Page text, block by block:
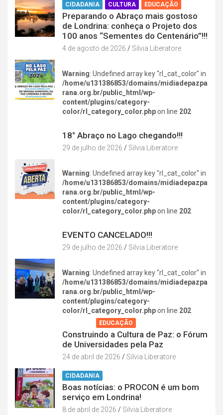
CIDADANIA CULTURA EDUCAÇÃO
Preparando o Abraço mais gostoso
de Londrina: conheça o Projeto dos
100 anos “Sementes do Centenário”!!!
4 de agosto de 2026 Silvia Liberatore
Warning: Undefined array key "rl_cat_color" in
/home/u131386853/domains/midiadepazpa
rana.org.br/public_html/wp-
content/plugins/category-
color/rl_category_color.phpon line 202
18° Abraço no Lago chegando!!!
29 de julho de 2026 Silvia Liberatore
Warning: Undefined array key "rl_cat_color" in
/home/u131386853/domains/midiadepazpa
rana.org.br/public_html/wp-
content/plugins/category-
color/rl_category_color.phpon line 202
EVENTO CANCELADO!!!
29 de julho de 2026 Silvia Liberatore
Warning: Undefined array key "rl_cat_color" in
/home/u131386853/domains/midiadepazpa
rana.org.br/public_html/wp-
content/plugins/category-
color/rl_category_color.phpon line 202
EDUCAÇÃO
Construindo a Cultura de Paz: o Fórum
de Universidades pela Paz
24 de abril de 2026 Silvia Liberatore
CIDADANIA
Boas notícias: o PROCON é um bom
serviço em Londrina!
8 de abril de 2026 Silvia Liberatore